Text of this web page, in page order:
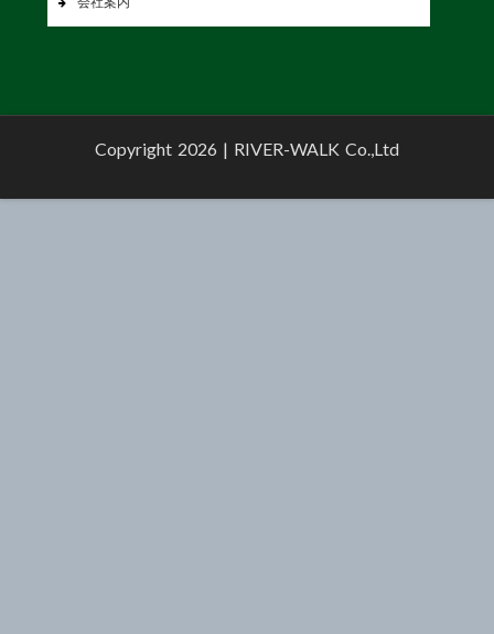
Copyright 2026 | RIVER-WALK Co.,Ltd